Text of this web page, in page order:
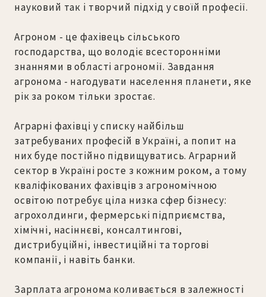
науковий так і творчий підхід у своїй професії.
Агроном - це фахівець сільського
господарства, що володіє всесторонніми
знаннями в області агрономії. Завдання
агронома - нагодувати населення планети, яке
рік за роком тільки зростає.
Аграрні фахівці у списку найбільш
затребуваних професій в Україні, а попит на
них буде постійно підвищуватись. Аграрний
сектор в Україні росте з кожним роком, а тому
кваліфікованих фахівців з агрономічною
освітою потребує ціла низка сфер бізнесу:
агрохолдинги, фермерські підприємства,
хімічні, насіннєві, консалтингові,
дистрибуційні, інвестиційні та торгові
компанії, і навіть банки.
Зарплата агронома коливається в залежності